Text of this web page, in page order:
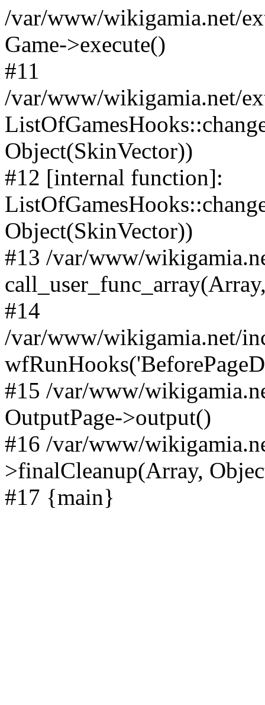
/var/www/wikigamia.net/
Game->execute()
#11
/var/www/wikigamia.net/
Object(SkinVector))
#12 [internal function]:
Object(SkinVector))
#13 /var/www/
#14
/var/www/wikigamia.net/
#15 /var/www/
OutputPage->output()
#16 /var/www/
>finalCleanup(Array,
#17 {main}